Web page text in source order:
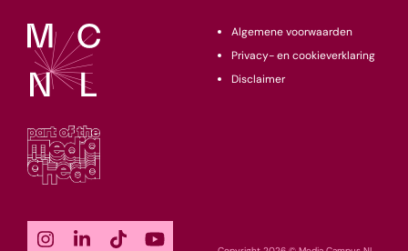
Algemene voorwaarden
Privacy- en cookieverklaring
Disclaimer